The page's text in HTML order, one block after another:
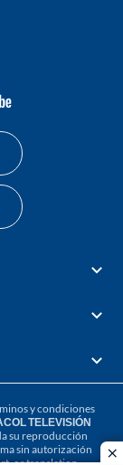
youtube-
y condiciones
TELEVISIÓN
su reproducción
sin autorización